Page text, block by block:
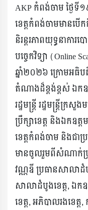
AKP កំពង់ចាម ថ្ងៃ
ខេត្តកំពង់ចាមមានបើក
និរន្តរភាពយុទ្ធនាការ
បច្ចេកវិទ្យា (Online
ឆ្នាំ២០២៦ ក្រោមអធិប
តំណាងដ៏ខ្ពង់ខ្ពស់ ឯ
រដ្ឋមន្ត្រី រដ្ឋមន្ត្រីក្រ
ប្រឹក្សាខេត្ត និងឯក
ខេត្តកំពង់ចាម និងជា
មានចូលរួមពីសំណាក់ប្
វណ្ណឌី ប្រធានសាលា
សាលាដំបូងខេត្ត, ឯក
ខេត្ត, អភិបាលរងខេត្ត,